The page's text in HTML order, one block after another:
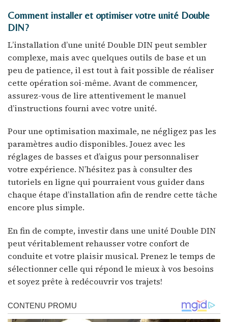
Comment installer et optimiser votre unité Double
DIN?
L’installation d’une unité Double DIN peut sembler
complexe, mais avec quelques outils de base et un
peu de patience, il est tout à fait possible de réaliser
cette opération soi-même. Avant de commencer,
assurez-vous de lire attentivement le manuel
d’instructions fourni avec votre unité.
Pour une optimisation maximale, ne négligez pas les
paramètres audio disponibles. Jouez avec les
réglages de basses et d’aigus pour personnaliser
votre expérience. N’hésitez pas à consulter des
tutoriels en ligne qui pourraient vous guider dans
chaque étape d’installation afin de rendre cette tâche
encore plus simple.
En fin de compte, investir dans une unité Double DIN
peut véritablement rehausser votre confort de
conduite et votre plaisir musical. Prenez le temps de
sélectionner celle qui répond le mieux à vos besoins
et soyez prête à redécouvrir vos trajets!